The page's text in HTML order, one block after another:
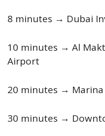
8 minutes → Dubai
10 minutes → Al
Airport
20 minutes → Marina
30 minutes →